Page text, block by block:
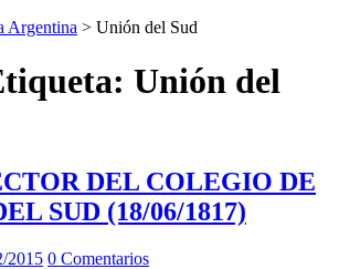
Argentina > Unión del Sud
Unión del
DEL COLEGIO DE
SUD (18/06/1817)
2015 0 Comentarios